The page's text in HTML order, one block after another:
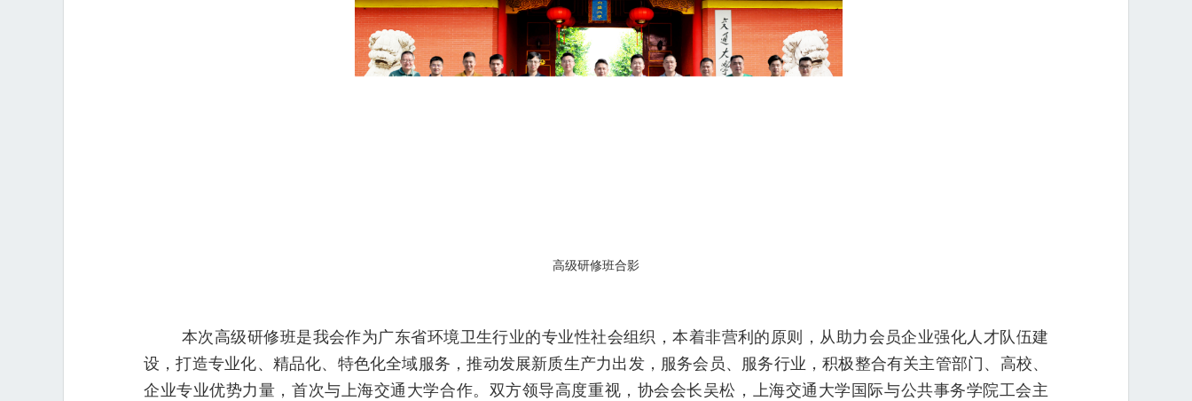
高级研修班合影
本次高级研修班是我会作为广东省环境卫生行业的专业性社会组织，本着非营利的原则，从助力会员企业强化人才队伍建
设，打造专业化、精品化、特色化全域服务，推动发展新质生产力出发，服务会员、服务行业，积极整合有关主管部门、高校、
企业专业优势力量，首次与上海交通大学合作。双方领导高度重视，协会会长吴松，上海交通大学国际与公共事务学院工会主